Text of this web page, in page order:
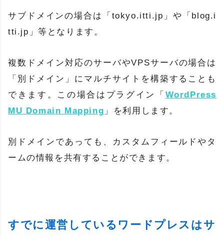
サブドメインの場合は「tokyo.itti.jp」や「blog.i
tti.jp」等となります。
複数ドメイン対応のサーバやVPSサーバの場合は
「別ドメイン」にマルチサイトを構築することも
できます。この場合はプラグイン「 WordPress
MU Domain Mapping 」を利用します。
別ドメインであっても、カスタムフィールドやタ
ームの情報を共有することができます。
すでに運営しているワードプレスはサ